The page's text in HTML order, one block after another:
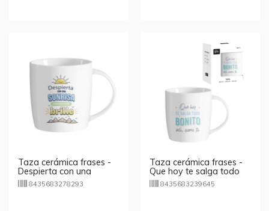
Taza cerámica frases -
Despierta con una
sonrisa
8435683278293
Taza cerámica frases -
Que hoy te salga todo
bonito
8435683239645